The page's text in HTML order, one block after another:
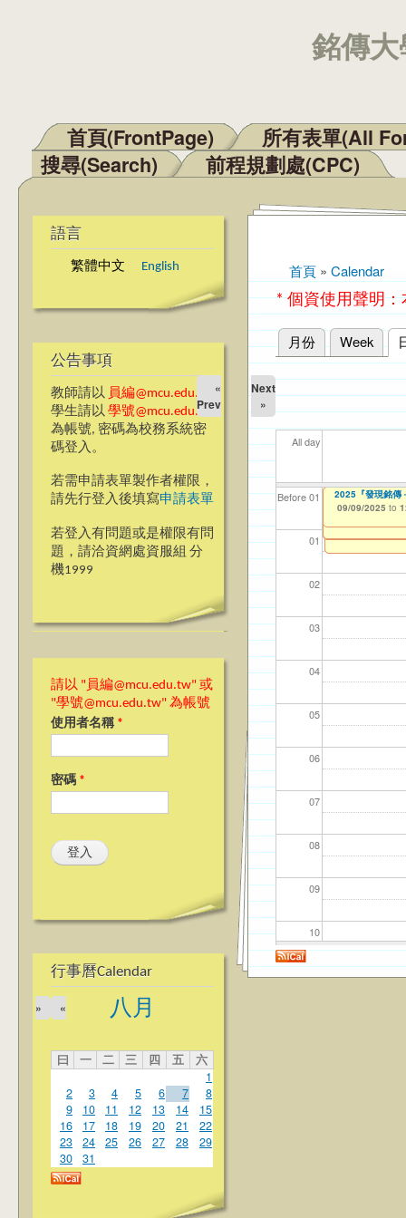
銘傳
主選單
首頁(FrontPage)
所有表單(All
搜尋(Search)
前程規劃處(CPC)
語言
繁體中文 English
公告事項
教師請以 員編@mcu.edu.tw
學生請以 學號@mcu.edu.tw
為帳號, 密碼為校務系統密
碼登入。
若需申請表單製作者權限，
請先行登入後填寫申請表單
若登入有問題或是權限有問
題，請洽資網處資服組 分
機1999
請以 "員編@mcu.edu.tw" 或
"學號@mcu.edu.tw" 為帳號
使用者名稱 *
密碼 *
行事曆Calendar
八月
«
»
曰 一 二 三 四 五
六
1
2
3 4 5 6 7
8
9
10 11 12 13 14
15
16
17 18 19 20 21
22
23
24 25 26 27 28
29
30
31
您在這裡
首頁 » Calendar
* 個資使用聲明
主要索引標籤
月份 Week
«
Prev
Next
»
All day
Before 01
01
02
03
04
05
06
07
08
09
10
11
【資網處】
整合系統～表單
我愛銘傳我愛養
校區)
【財務處】工讀
11/12/2021 to
【財務處】漏打
錄
114
04/
114
02/
114
03/
【學
07/
114
09/
商品
11/
教務
11/
114
02/
【教學暨學習資
Learning
Ming Chuan
Investigation
2025『發現銘傳
09/09/2025 to